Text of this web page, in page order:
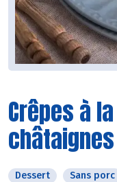
Crêpes à
châtaignes
Dessert Sans porc